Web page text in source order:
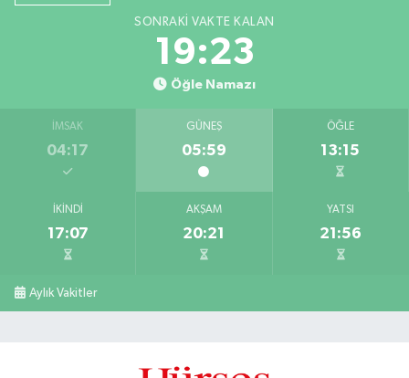
SONRAKI VAKTE KALAN
19:22
Öğle Namazı
İMSAK
04:17
GÜNEŞ
05:59
ÖĞLE
13:15
İKINDI
17:07
AKŞAM
20:21
YATSI
21:56
Aylık Vakitler